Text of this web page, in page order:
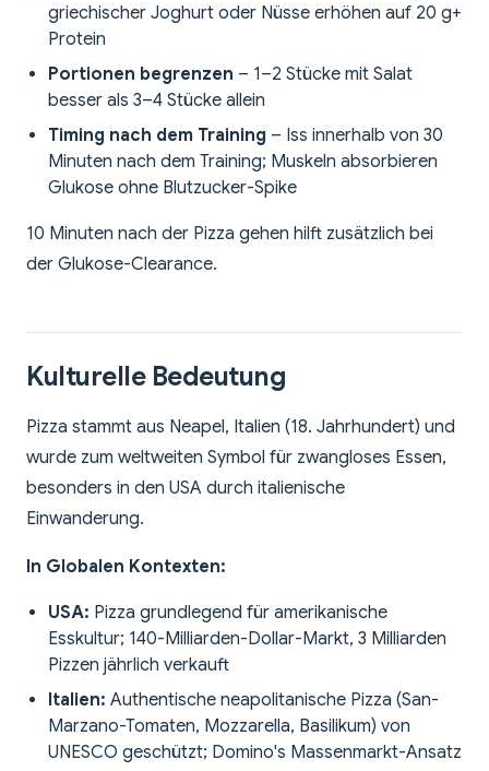
griechischer Joghurt oder Nüsse erhöhen auf 20 g+
Protein
Portionen begrenzen – 1–2 Stücke mit Salat
besser als 3–4 Stücke allein
Timing nach dem Training – Iss innerhalb von 30
Minuten nach dem Training; Muskeln absorbieren
Glukose ohne Blutzucker-Spike
10 Minuten nach der Pizza gehen hilft zusätzlich bei
der Glukose-Clearance.
Kulturelle Bedeutung
Pizza stammt aus Neapel, Italien (18. Jahrhundert) und
wurde zum weltweiten Symbol für zwangloses Essen,
besonders in den USA durch italienische
Einwanderung.
In Globalen Kontexten:
USA: Pizza grundlegend für amerikanische
Esskultur; 140-Milliarden-Dollar-Markt, 3 Milliarden
Pizzen jährlich verkauft
Italien: Authentische neapolitanische Pizza (San-
Marzano-Tomaten, Mozzarella, Basilikum) von
UNESCO geschützt; Domino's Massenmarkt-Ansatz